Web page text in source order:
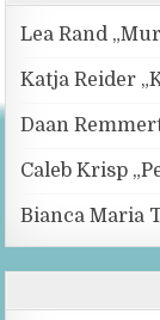
Lea Rand
Katja Reider
Daan
Caleb Krisp
Bianca Maria